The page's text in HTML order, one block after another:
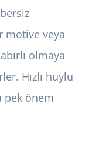
motive veya
olmaya
Hızlı huylu
pek önem